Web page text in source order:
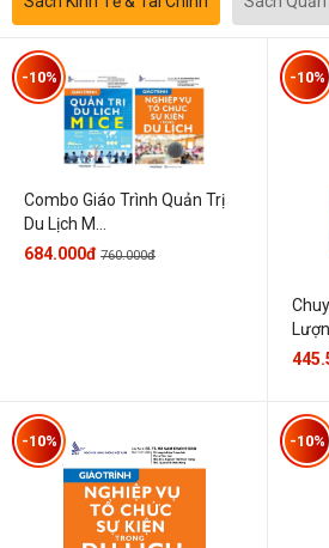
Combo Giáo Trình Quản Trị
Du Lịch M...
-10%
684.000đ 760.000đ
-10%
-10% -10%